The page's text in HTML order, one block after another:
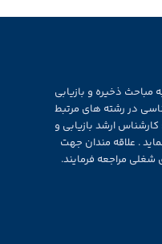
مباحث ذخیره و بازیابی
در رشته های مرتبط
ارشد بازیابی و
. علاقه مندان جهت
مراجعه فرمایند.